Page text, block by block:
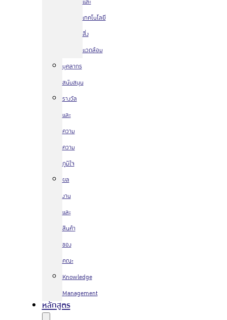
เทคโนโลยี
สิ่ง
แวดล้อม
บุคลากร
สนับสนุน
รางวัล
และ
ความ
ความ
ภูมิใจ
ผล
งาน
และ
สินค้า
ของ
คณะ
Knowledge
Management
หลักสูตร